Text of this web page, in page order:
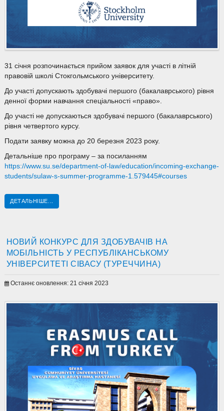
31 січня розпочинається прийом заявок для участі в літній
правовій школі Стокгольмського університету.
До участі допускають здобувачі першого (бакалаврського) рівня
денної форми навчання спеціальності «право».
До участі не допускаються здобувачі першого (бакалаврського)
рівня четвертого курсу.
Подати заявку можна до 20 березня 2023 року.
Детальніше про програму – за посиланням
https://www.su.se/department-of-law/education/incoming-exchange-
students/sulaw-s-summer-programme-1.579445#courses
ДЕТАЛЬНІШЕ...
НОВИЙ КОНКУРС ДЛЯ ЗДОБУВАЧІВ НА
МОБІЛЬНІСТЬ У РЕСПУБЛІКАНСЬКОМУ
УНІВЕРСИТЕТІ СІВАСУ (ТУРЕЧЧИНА)
Останнє оновлення: 21 січня 2023